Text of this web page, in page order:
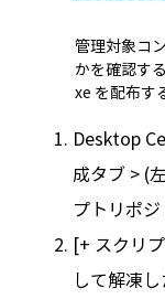
管理対象コ
かを確認す
xe を配布す
Desktop
成タブ > (
プトリポジ
[+ スクリ
して解凍